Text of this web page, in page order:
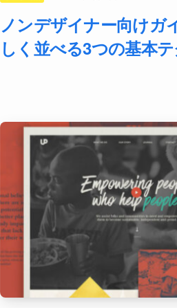
ノンデザイナー向けガ
しく並べる3つの基本